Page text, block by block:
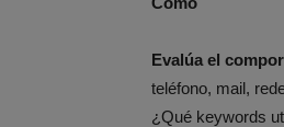
Evalúa el
teléfono, mail,
¿Qué keywords